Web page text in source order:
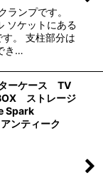
ランプです。
ソケットにある
。 支柱部分は
き…
ーケース TV
ストレージ
Spark
ンティーク